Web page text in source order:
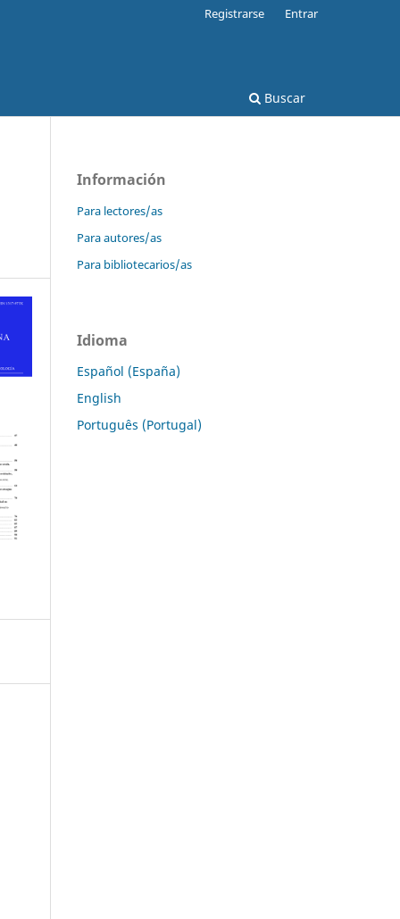
Buscar
Registrarse Entrar
Información
Para lectores/as
Para autores/as
Para bibliotecarios/as
Idioma
Español (España)
English
Português (Portugal)